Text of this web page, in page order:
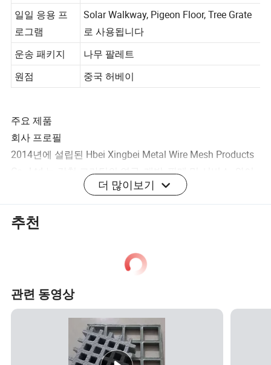
부식 방지
일일 응용 프
로그램
Solar Walkway, Pigeon Floor, Tree Grate
로 사용됩니다
운송 패키지
나무 팔레트
주요 제품
회사 프로필
2014년에 설립된 Hbei Xingbei Metal Wire Mesh Products
Co., Ltd.는 강철 그라팅의 연구, 개발, 판매 및 서비스, 와이
어 메쉬, FRP 그라팅스, 가드레일, 펜스, 가비온 및 기타 와
이어 메쉬 제품에 참여하고 있습니다.
생산 라인에는 와이어 도면 기계, 절단 기계, 전기 용접 기
도금(고온의 아연 도금) 풀, PVC 분말 도장 기계가 포함됩
저희 회사는 중국 허베이성 안핑 카운티에 위치해 있으며
교통편이 불편합니다.
싱베이 제품은 다양한 장소에서 널리 사용되고 있으며, 품
질, 안전, 아름다움 및 편리한 설치 측면에서 고객의 요구를
보다 잘 충족시킵니다.
더 많이보기
추천
관련 동영상